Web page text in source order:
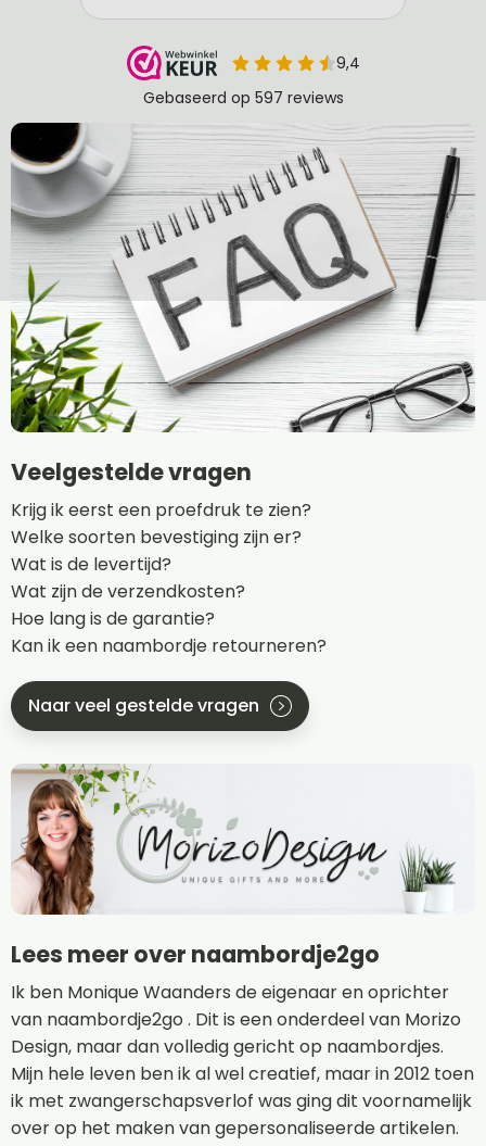
Veelgestelde vragen
Krijg ik eerst een proefdruk te zien?
Welke soorten bevestiging zijn er?
Wat is de levertijd?
Wat zijn de verzendkosten?
Hoe lang is de garantie?
Kan ik een naambordje retourneren?
Naar veel gestelde vragen
Lees meer over naambordje2go
Ik ben Monique Waanders de eigenaar en oprichter
van naambordje2go . Dit is een onderdeel van Morizo
Design, maar dan volledig gericht op naambordjes.
Mijn hele leven ben ik al wel creatief, maar in 2012 toen
ik met zwangerschapsverlof was ging dit voornamelijk
over op het maken van gepersonaliseerde artikelen.